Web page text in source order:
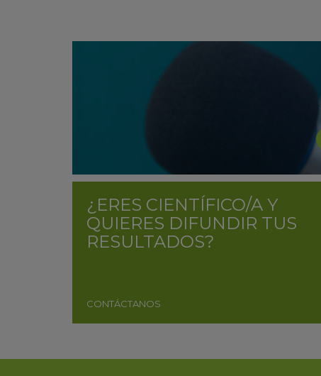
¿ERES CIENTÍFICO/A Y
QUIERES DIFUNDIR TUS
RESULTADOS?
CONTÁCTANOS